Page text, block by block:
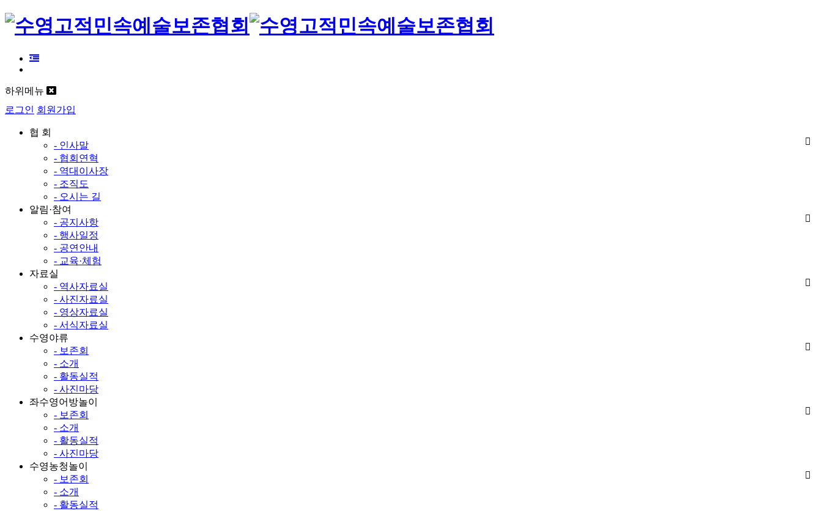
하위메뉴
로그인 회원가입
협 회
- 인사말
- 협회연혁
- 역대이사장
- 조직도
- 오시는 길
알림·참여
- 공지사항
- 행사일정
- 공연안내
- 교육·체험
자료실
- 역사자료실
- 사진자료실
- 영상자료실
- 서식자료실
수영야류
- 보존회
- 소개
- 활동실적
- 사진마당
좌수영어방놀이
- 보존회
- 소개
- 활동실적
- 사진마당
수영농청놀이
- 보존회
- 소개
- 활동실적